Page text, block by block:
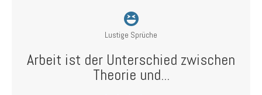
Lustige Sprüche
Arbeit ist der Unterschied zwischen
Theorie und...